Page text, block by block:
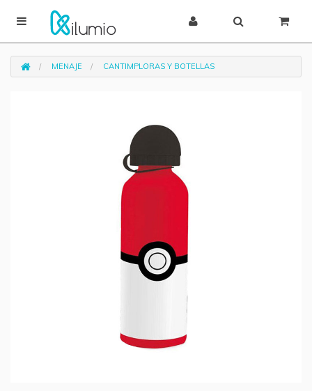
MENAJE CANTIMPLORAS Y BOTELLAS